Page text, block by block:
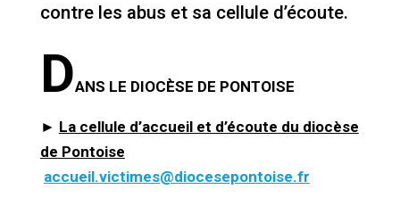
contre les abus et sa cellule d’écoute.
DANS LE DIOCÈSE DE PONTOISE
► La cellule d’accueil et d’écoute du diocèse
de Pontoise
accueil.victimes@diocesepontoise.fr